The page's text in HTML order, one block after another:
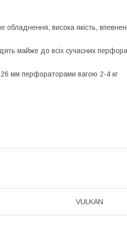
обладнення, висока якість,
майже до всіх сучасних
мм перфораторами вагою 2-4 кг
VULKAN